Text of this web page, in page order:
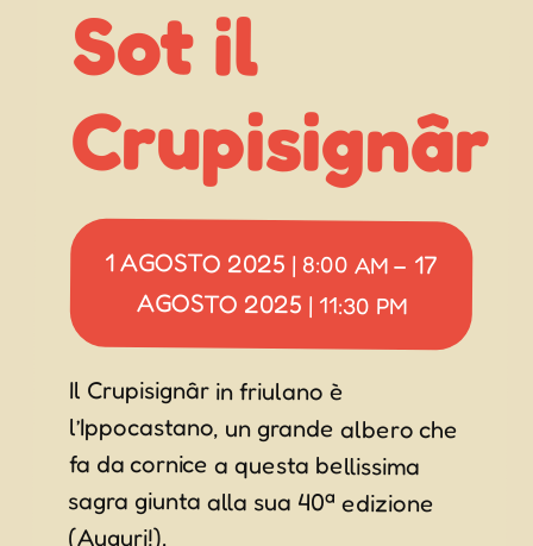
Sot il
Crupisignâr
1 AGOSTO 2025 | 8:00 AM– 17
AGOSTO 2025 | 11:30 PM
Il Crupisignâr in friulano è
l’Ippocastano, un grande albero che
fa da cornice a questa bellissima
sagra giunta alla sua 40ª edizione
(Auguri!).